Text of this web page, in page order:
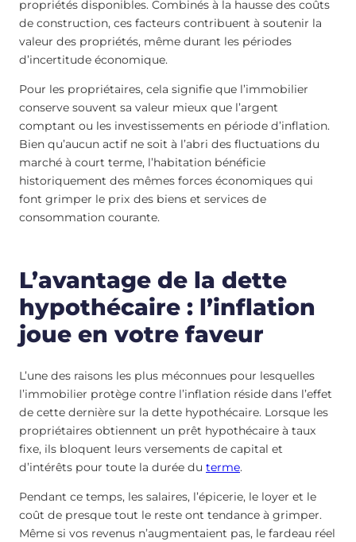
propriétés disponibles. Combinés à la hausse des coûts
de construction, ces facteurs contribuent à soutenir la
valeur des propriétés, même durant les périodes
d’incertitude économique.
Pour les propriétaires, cela signifie que l’immobilier
conserve souvent sa valeur mieux que l’argent
comptant ou les investissements en période d’inflation.
Bien qu’aucun actif ne soit à l’abri des fluctuations du
marché à court terme, l’habitation bénéficie
historiquement des mêmes forces économiques qui
font grimper le prix des biens et services de
consommation courante.
L’avantage de la dette
hypothécaire : l’inflation
joue en votre faveur
L’une des raisons les plus méconnues pour lesquelles
l’immobilier protège contre l’inflation réside dans l’effet
de cette dernière sur la dette hypothécaire. Lorsque les
propriétaires obtiennent un prêt hypothécaire à taux
fixe, ils bloquent leurs versements de capital et
d’intérêts pour toute la durée du terme.
Pendant ce temps, les salaires, l’épicerie, le loyer et le
coût de presque tout le reste ont tendance à grimper.
Même si vos revenus n’augmentaient pas, le fardeau réel